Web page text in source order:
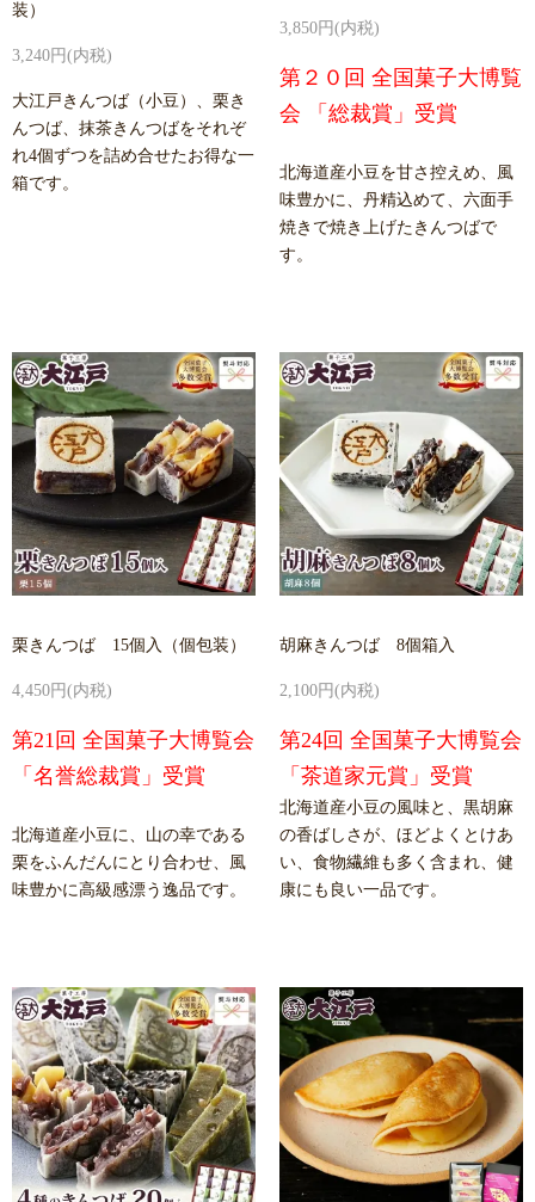
装）
3,240円(内税)
大江戸きんつば（小豆）、栗き
んつば、抹茶きんつばをそれぞ
れ4個ずつを詰め合せたお得な一
箱です。
3,850円(内税)
第２０回 全国菓子大博覧
会 「総裁賞」受賞
北海道産小豆を甘さ控えめ、風
味豊かに、丹精込めて、六面手
焼きで焼き上げたきんつばで
す。
栗きんつば 15個入（個包装）
4,450円(内税)
第21回 全国菓子大博覧会
「名誉総裁賞」受賞
北海道産小豆に、山の幸である
栗をふんだんにとり合わせ、風
味豊かに高級感漂う逸品です。
胡麻きんつば 8個箱入
2,100円(内税)
第24回 全国菓子大博覧会
「茶道家元賞」受賞
北海道産小豆の風味と、黒胡麻
の香ばしさが、ほどよくとけあ
い、食物繊維も多く含まれ、健
康にも良い一品です。